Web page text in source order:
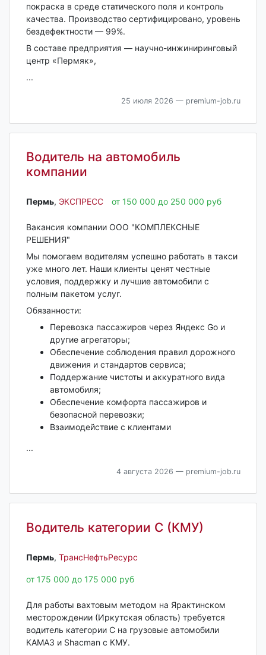
покраска в среде статического поля и контроль
качества. Производство сертифицировано, уровень
бездефектности — 99%.
В составе предприятия — научно-инжиниринговый
центр «Пермяк»,
...
25 июля 2026 — premium-job.ru
Водитель на автомобиль
компании
Пермь‎, ЭКСПРЕСС от 150 000 до 250 000 руб
Вакансия компании ООО "КОМПЛЕКСНЫЕ
РЕШЕНИЯ"
Мы помогаем водителям успешно работать в такси
уже много лет. Наши клиенты ценят честные
условия, поддержку и лучшие автомобили с
полным пакетом услуг.
Обязанности:
Перевозка пассажиров через Яндекс Go и
другие агрегаторы;
Обеспечение соблюдения правил дорожного
движения и стандартов сервиса;
Поддержание чистоты и аккуратного вида
автомобиля;
Обеспечение комфорта пассажиров и
безопасной перевозки;
Взаимодействие с клиентами
...
4 августа 2026 — premium-job.ru
Водитель категории С (КМУ)
Пермь‎, ТрансНефтьРесурс
от 175 000 до 175 000 руб
Для работы вахтовым методом на Ярактинском
месторождении (Иркутская область) требуется
водитель категории С на грузовые автомобили
КАМАЗ и Shacman c КМУ.